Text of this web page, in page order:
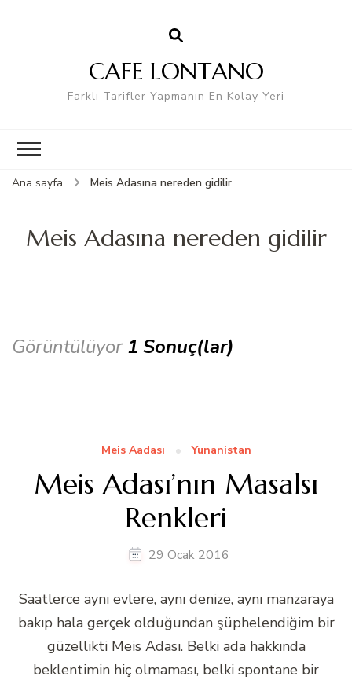
CAFE LONTANO
Farklı Tarifler Yapmanın En Kolay Yeri
Ana sayfa Meis Adasına nereden gidilir
Meis Adasına nereden gidilir
Görüntülüyor 1 Sonuç(lar)
Meis Aadası Yunanistan
Meis Adası’nın Masalsı
Renkleri
29 Ocak 2016
Saatlerce aynı evlere, aynı denize, aynı manzaraya
bakıp hala gerçek olduğundan şüphelendiğim bir
güzellikti Meis Adası. Belki ada hakkında
beklentimin hiç olmaması, belki spontane bir